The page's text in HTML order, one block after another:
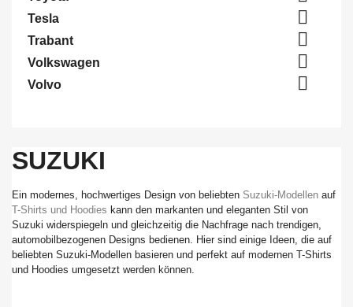
Tesla 
Trabant 
Volkswagen 
Volvo 
SUZUKI
Ein modernes, hochwertiges Design von beliebten Suzuki-Modellen auf
T-Shirts und Hoodies kann den markanten und eleganten Stil von
Suzuki widerspiegeln und gleichzeitig die Nachfrage nach trendigen,
automobilbezogenen Designs bedienen. Hier sind einige Ideen, die auf
beliebten Suzuki-Modellen basieren und perfekt auf modernen T-Shirts
und Hoodies umgesetzt werden können.